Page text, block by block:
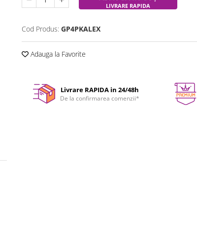
LIVRARE RAPIDA
Cod Produs: GP4PKALEX
Adauga la Favorite
Livrare RAPIDA in 24/48h
De la confirmarea comenzii*